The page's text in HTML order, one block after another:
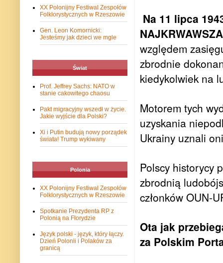
Na 11 lipca
względem
zbrodnie
kiedykolwiek na
Motorem tych
uzyskania
Ukrainy uznali
Polscy historycy
zbrodnią
członków OUN-
Ota jak
za Polskim
XX Polonijny Festiwal Zespołów
Folklorystycznych w Rzeszowie
Gen. Leon Komornicki:
Jesteśmy jak dzieci we mgle
Świat
Prof. Jeffrey Sachs: NATO w
stanie cakowitego chaosu
Pakt migracyjny wszedł w życie.
Jakie wyjście dla Polski?
Xi i Putin budują nowy porządek
świata! Trump wykiwany
Polonia
XX Polonijny Festiwal Zespołów
Folklorystycznych w Rzeszowie
Spotkanie Prezydenta RP z
Polonią na Florydzie
Język polski - język, który łączy.
Dzień Polonii i Polaków za
granicą